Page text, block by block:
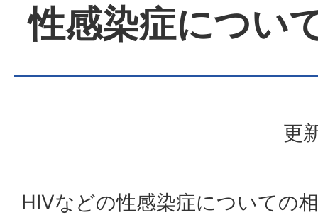
性感染症につい
更
HIVなどの性感染症についての